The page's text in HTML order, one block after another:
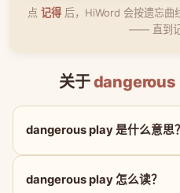
点 记得后，HiWord 会按遗忘曲
—— 直到记
关于dangerous
dangerous play 是什么意思？
dangerous play 怎么读？